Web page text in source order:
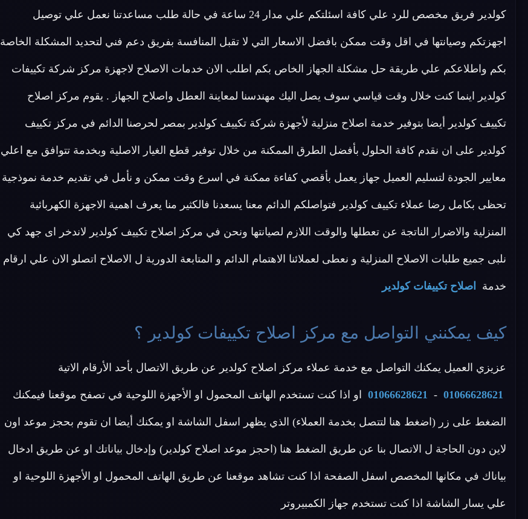
كولدير فريق مخصص للرد علي كافة اسئلتكم علي مدار 24 ساعة في حالة طلب مساعدتنا نعمل علي توصيل
اجهزتكم وصيانتها في اقل وقت ممكن بافضل الاسعار التي لا تقبل المنافسة بفريق دعم فني لتحديد المشكلة الخاصة
بكم واطلاعكم علي طريقة حل مشكلة الجهاز الخاص بكم اطلب الان خدمات الاصلاح لاجهزة مركز شركة تكييفات
كولدير اينما كنت خلال وقت قياسي سوف يصل اليك مهندسنا لمعاينة العطل واصلاح الجهاز . يقوم مركز اصلاح
تكييف كولدير أيضا بتوفير خدمة اصلاح منزلية لأجهزة شركة تكييف كولدير بمصر لحرصنا الدائم في مركز تكييف
كولدير على ان نقدم كافة الحلول بأفضل الطرق الممكنة من خلال توفير قطع الغيار الاصلية وبخدمة تتوافق مع اعلي
معايير الجودة لتسليم العميل جهاز يعمل بأقصي كفاءة ممكنة في اسرع وقت ممكن و نأمل في تقديم خدمة نموذجية
تحظى بكامل رضا عملاء تكييف كولدير فتواصلكم الدائم معنا يسعدنا فالكثير منا يعرف اهمية الاجهزة الكهربائية
المنزلية والاضرار الناتجة عن تعطلها والوقت اللازم لصيانتها ونحن في مركز اصلاح تكييف كولدير لاندخر اى جهد كي
نلبى جميع طلبات الاصلاح المنزلية و نعطى لعملائنا الاهتمام الدائم و المتابعة الدورية ل الاصلاح اتصلو الان علي ارقام
خدمة اصلاح تكييفات كولدير
كيف يمكنني التواصل مع مركز اصلاح تكييفات كولدير ؟
عزيزي العميل يمكنك التواصل مع خدمة عملاء مركز اصلاح كولدير عن طريق الاتصال بأحد الأرقام الاتية
01066628621
-
01066628621 او اذا كنت تستخدم الهاتف المحمول او الأجهزة اللوحية في تصفح موقعنا فيمكنك
الضغط على زر (اضغط هنا لتتصل بخدمة العملاء) الذي يظهر اسفل الشاشة او يمكنك أيضا ان تقوم بحجز موعد اون
لاين دون الحاجة ل الاتصال بنا عن طريق الضغط هنا (احجز موعد اصلاح كولدير) وإدخال بياناتك او عن طريق ادخال
بياناك في مكانها المخصص اسفل الصفحة اذا كنت تشاهد موقعنا عن طريق الهاتف المحمول او الأجهزة اللوحية او
علي يسار الشاشة اذا كنت تستخدم جهاز الكمبيروتر